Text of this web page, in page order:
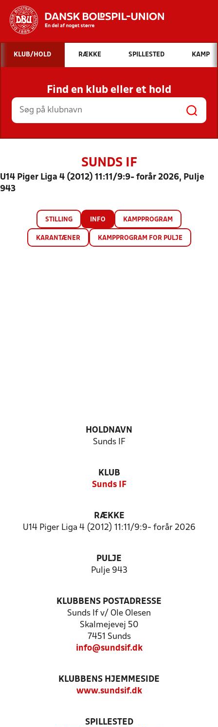
Hvad vil du søge efter?
INDHOLD OG NYHEDER
STILLINGER, RESULTATER, KLUBBER OG
HOLD
KLUB/HOLD RÆKKE SPILLESTED KAMP
Find en klub eller et hold
SUNDS IF
U14 Piger Liga 4 (2012) 11:11/9:9- forår 2026, Pulje
943
STILLING INFO KAMPPROGRAM
KARANTÆNER KAMPPROGRAM FOR PULJE
HOLDNAVN
Sunds IF
KLUB
Sunds IF
RÆKKE
U14 Piger Liga 4 (2012) 11:11/9:9- forår 2026
PULJE
Pulje 943
KLUBBENS POSTADRESSE
Sunds If v/ Ole Olesen
Skalmejevej 50
7451 Sunds
info@sundsif.dk
KLUBBENS HJEMMESIDE
www.sundsif.dk
SPILLESTED